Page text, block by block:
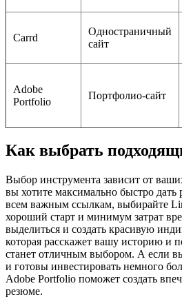
Carrd
Одностраничный
сайт
Adobe
Portfolio
Портфолио-сайт
Как выбрать
Выбор инструмента зависит от
вы хотите максимально быстро дать
всем важным ссылкам, выбирайте
хороший старт и минимум затрат
выделиться и создать красивую
которая расскажет вашу историю и
станет отличным выбором. А если
и готовы инвестировать немного
Adobe Portfolio поможет создать
резюме.